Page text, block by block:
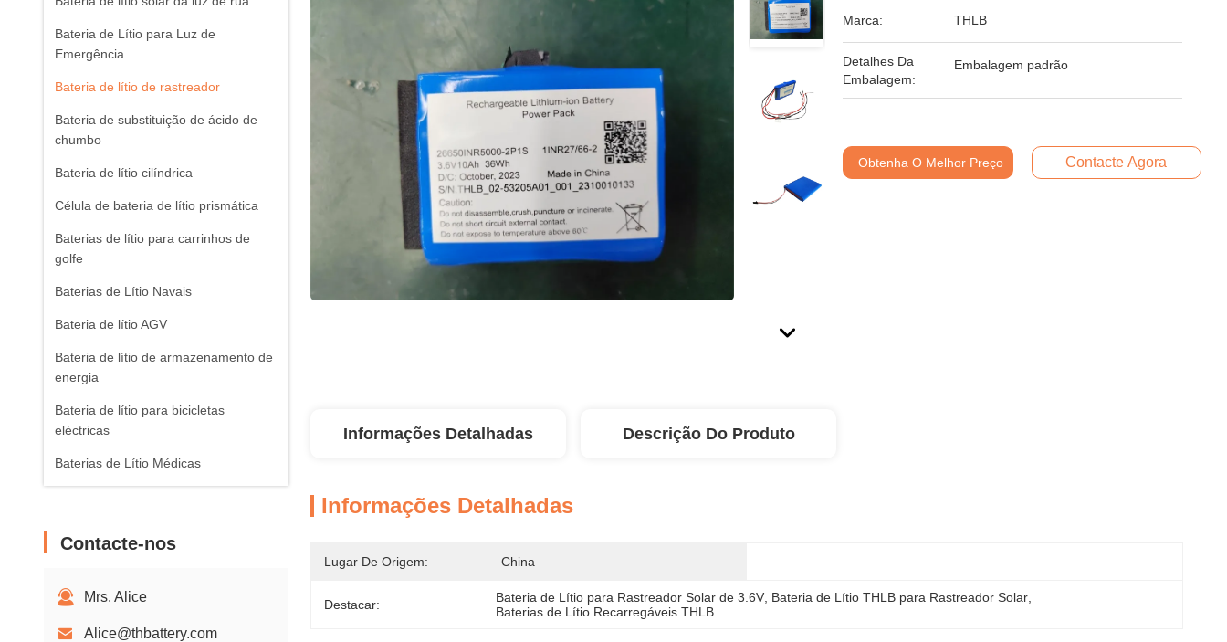
Bateria de Lítio para Luz de
Emergência
Bateria de lítio de rastreador
Bateria de substituição de ácido de
chumbo
Bateria de lítio cilíndrica
Célula de bateria de lítio prismática
Baterias de lítio para carrinhos de
golfe
Baterias de Lítio Navais
Bateria de lítio AGV
Bateria de lítio de armazenamento de
energia
Bateria de lítio para bicicletas
eléctricas
Baterias de Lítio Médicas
Contacte-nos
Mrs. Alice
Alice@thbattery.com
Marca: THLB
Detalhes Da
Embalagem:
Embalagem padrão
Obtenha O Melhor Preço Contacte Agora
Informações Detalhadas Descrição Do Produto
Informações Detalhadas
Lugar De Origem: China
Destacar: Bateria de Lítio para Rastreador Solar de 3.6V Bateria de Lítio THLB para Rastreador Solar
Baterias de Lítio Recarregáveis THLB